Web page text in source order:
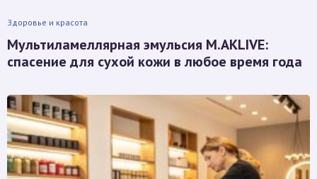
Здоровье и красота
Мультиламеллярная эмульсия M.AKLIVE:
спасение для сухой кожи в любое время года